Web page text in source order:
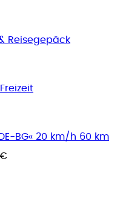
Reisegepäck
BG« 20 km/h 60 km